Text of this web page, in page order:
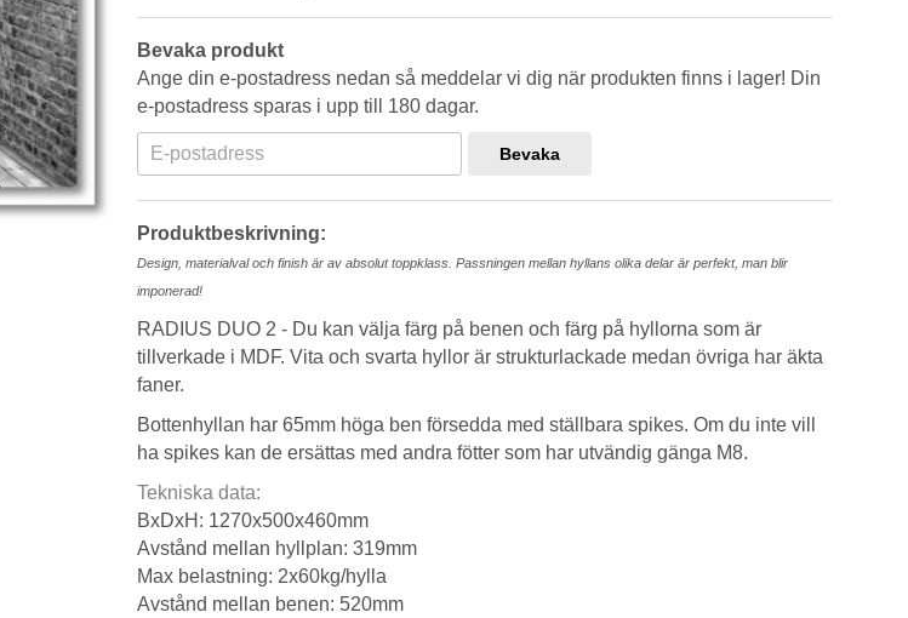
Bevaka produkt
Ange din e-postadress nedan så meddelar vi dig när produkten finns i lager! Din
e-postadress sparas i upp till 180 dagar.
Bevaka
Produktbeskrivning:
Design, materialval och finish är av absolut toppklass. Passningen mellan hyllans olika delar är perfekt, man blir
imponerad!
RADIUS DUO 2 - Du kan välja färg på benen och färg på hyllorna som är
tillverkade i MDF. Vita och svarta hyllor är strukturlackade medan övriga har äkta
faner.
Bottenhyllan har 65mm höga ben försedda med ställbara spikes. Om du inte vill
ha spikes kan de ersättas med andra fötter som har utvändig gänga M8.
Tekniska data:
BxDxH: 1270x500x460mm
Avstånd mellan hyllplan: 319mm
Max belastning: 2x60kg/hylla
Avstånd mellan benen: 520mm